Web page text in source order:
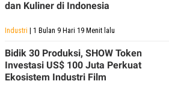
A
S
E
E
N
T
E
I
V
dan Kuliner di Indonesia
Industri | 1 Bulan 9 Hari 19 Menit lalu
Bidik 30 Produksi, SHOW Token
Investasi US$ 100 Juta Perkuat
Ekosistem Industri Film